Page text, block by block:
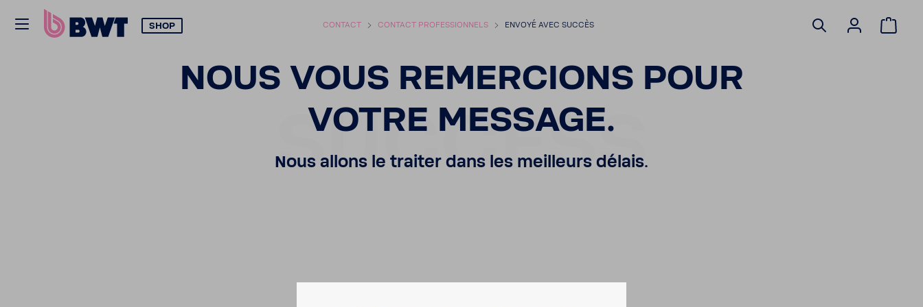
CONTACT CONTACT PROFES­SION­NELS ENVOYÉ AVEC SUCCÈS
SHOP
NOUS VOUS REMER­CIONS POUR
VOTRE MESSAGE.
SUCCESS
Nous allons le traiter dans les meilleurs délais.